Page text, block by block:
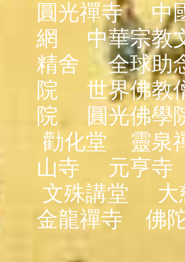
圓光禪寺
中
網
中華宗教
精舍
全球助
院
世界佛教
院
圓光佛學
勸化堂
靈泉
山寺
元亨寺
文殊講堂
大
金龍禪寺
佛